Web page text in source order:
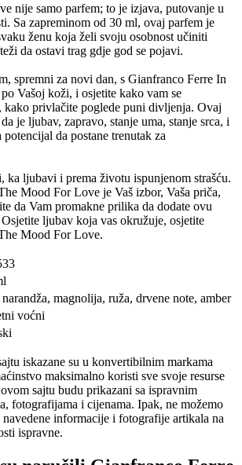
nije samo parfem; to je izjava, putovanje u
Sa zapreminom od 30 ml, ovaj parfem je
ženu koja želi svoju osobnost učiniti
da ostavi trag gdje god se pojavi.
spremni za novi dan, s Gianfranco Ferre In
Vašoj koži, i osjetite kako vam se
kako privlačite poglede puni divljenja. Ovaj
je ljubav, zapravo, stanje uma, stanje srca, i
da postane trenutak za
ka ljubavi i prema životu ispunjenom strašću.
Mood For Love je Vaš izbor, Vaša priča,
da Vam promakne prilika da dodate ovu
ljubav koja vas okružuje, osjetite
Mood For Love.
magnolija, ruža, drvene note, amber
voćni
iskazane su u konvertibilnim markama
maksimalno koristi sve svoje resurse
sajtu budu prikazani sa ispravnim
fotografijama i cijenama. Ipak, ne možemo
navedene informacije i fotografije artikala na
ispravne.